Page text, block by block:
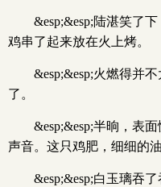
&esp;&esp;陆湛笑了
鸡串了起来放在火上烤。
&esp;&esp;火燃得并
了。
&esp;&esp;半晌，表
声音。这只鸡肥，细细的
&esp;&esp;白玉璃吞